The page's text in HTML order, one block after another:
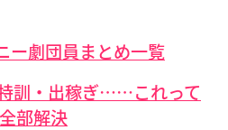
ー劇団員まとめ一覧
訓・出稼ぎ……これって
部解決